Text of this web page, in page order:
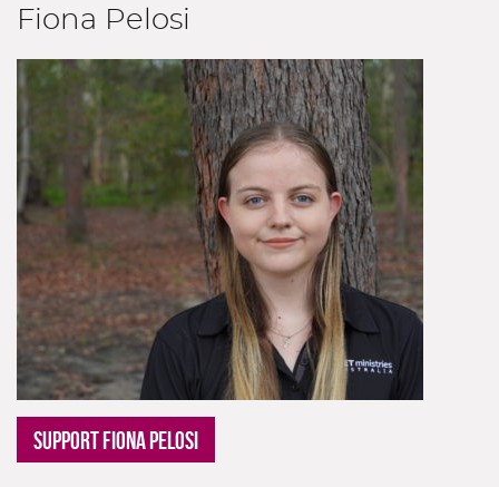
Fiona Pelosi
SUPPORT FIONA PELOSI